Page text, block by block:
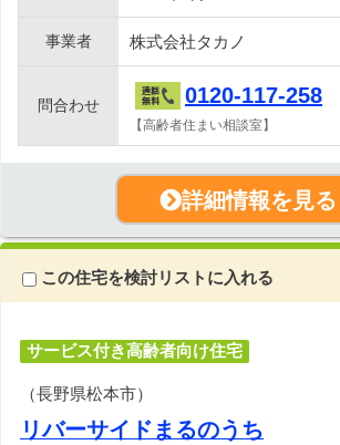
事業者 株式会社タカノ
問合わせ 0120-117-258
【高齢者住まい相談室】
詳細情報を見る
この住宅を検討リストに入れる
サービス付き高齢者向け住宅
（長野県松本市）
リバーサイドまるのうち